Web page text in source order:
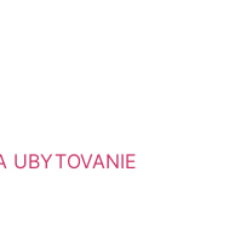
UBYTOVANIE